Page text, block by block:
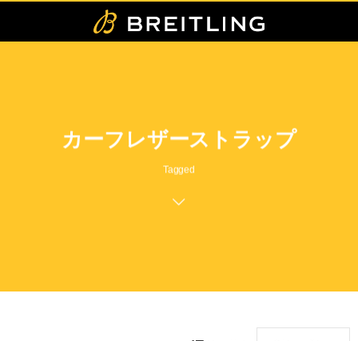
カーフレザーストラップ
Tagged